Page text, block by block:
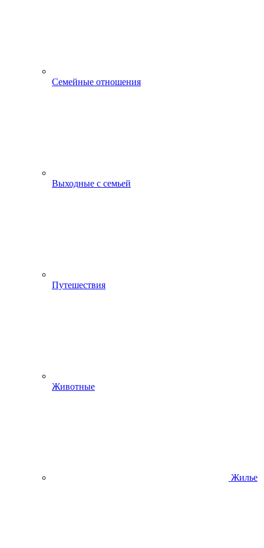
Семейные отношения
Выходные с семьей
Путешествия
Животные
Жилье